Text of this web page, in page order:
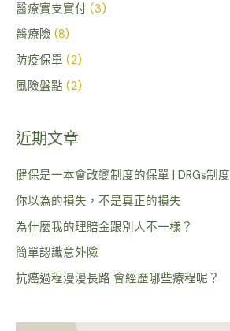
醫療實支實付 (3)
醫療險 (8)
防疫保單 (2)
風險盤點 (2)
近期文章
健保是一本會改變制度的保單 | DRGs制度
你以為的損失，不是真正的損失
為什麼我的理賠金跟別人不一樣？
簡單認識意外險
抗癌過程漫漫長路 會經歷哪些療程呢？